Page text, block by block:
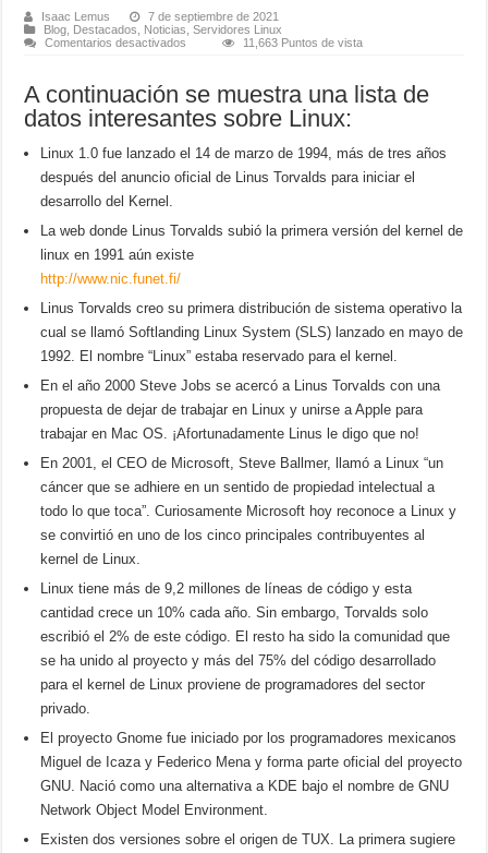
Isaac Lemus
7 de septiembre de 2021
Blog Destacados Noticias ,Servidores Linux
Comentarios desactivados
de
Linux
11,663 Puntos de vista
A continuación se muestra una lista de
datos interesantes sobre Linux:
Linux 1.0 fue lanzado el 14 de marzo de 1994, más de tres años
después del anuncio oficial de Linus Torvalds para iniciar el
desarrollo del Kernel.
La web donde Linus Torvalds subió la primera versión del kernel de
linux en 1991 aún existe
http://www.nic.funet.fi/
Linus Torvalds creo su primera distribución de sistema operativo la
cual se llamó Softlanding Linux System (SLS) lanzado en mayo de
1992. El nombre “Linux” estaba reservado para el kernel.
En el año 2000 Steve Jobs se acercó a Linus Torvalds con una
propuesta de dejar de trabajar en Linux y unirse a Apple para
trabajar en Mac OS.
¡Afortunadamente Linus le digo que no!
En 2001, el CEO de Microsoft, Steve Ballmer, llamó a Linux “un
cáncer que se adhiere en un sentido de propiedad intelectual a
todo lo que toca”. Curiosamente Microsoft hoy reconoce a Linux y
se convirtió en uno de los cinco principales contribuyentes al
kernel de Linux.
Linux tiene más de 9,2 millones de líneas de código y esta
cantidad crece un 10% cada año. Sin embargo, Torvalds solo
escribió el 2% de este código. El resto ha sido la comunidad que
se ha unido al proyecto y más del 75% del código desarrollado
para el kernel de Linux proviene de programadores del sector
privado.
El proyecto Gnome fue iniciado por los programadores mexicanos
Miguel de Icaza y Federico Mena y forma parte oficial del proyecto
GNU. Nació como una alternativa a KDE bajo el nombre de GNU
Network Object Model Environment.
Existen dos versiones sobre el origen de TUX. La primera sugiere